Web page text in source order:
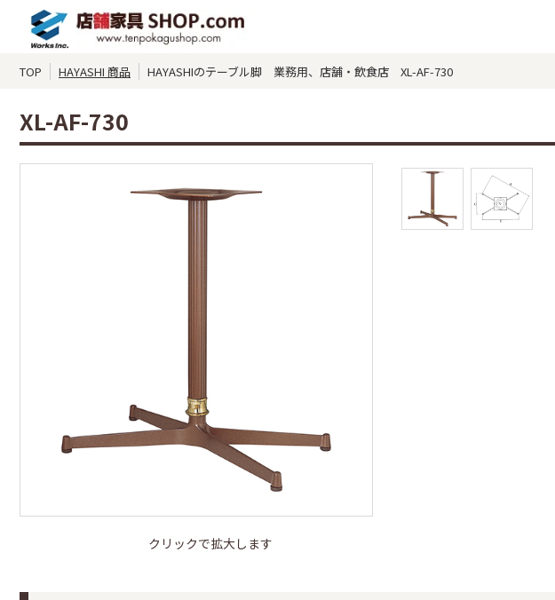
TOP HAYASHI 商品 HAYASHIのテーブル脚 業務用、店舗・飲食店 XL-AF-730
XL-AF-730
クリックで拡大します